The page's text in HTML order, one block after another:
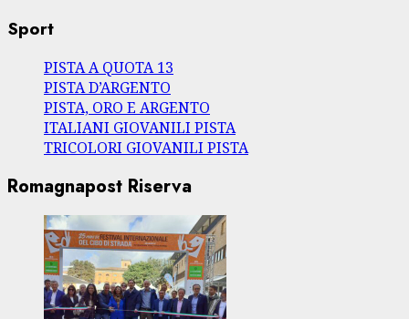
Sport
PISTA A QUOTA 13
PISTA D’ARGENTO
PISTA, ORO E ARGENTO
ITALIANI GIOVANILI PISTA
TRICOLORI GIOVANILI PISTA
Romagnapost Riserva